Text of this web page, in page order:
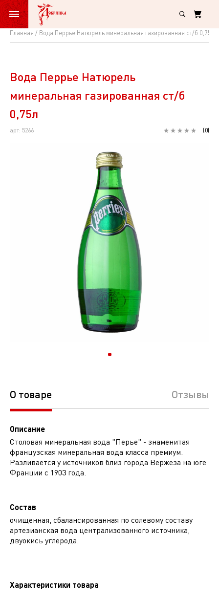
Главная Вода Перрье Натюрель минеральная газированная ст/б 0,75л
Вода
Натюрель
минеральная
газированная
ст/
Вода Перрье Натюрель
минеральная газированная ст/б
0,75л
арт: 5266 (0)
О товаре Отзывы
Описание
Столовая минеральная вода "Перье" - знаменитая
французская минеральная вода класса премиум.
Разливается у источников близ города Вержеза на юге
Франции с 1903 года.
Состав
очищенная, сбалансированная по солевому составу
артезианская вода централизованного источника,
двуокись углерода.
Характеристики товара